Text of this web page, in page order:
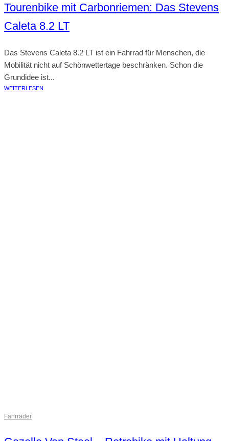
Tourenbike mit Carbonriemen: Das Stevens
Caleta 8.2 LT
Das Stevens Caleta 8.2 LT ist ein Fahrrad für Menschen, die
Mobilität nicht auf Schönwettertage beschränken. Schon die
Grundidee ist...
WEITERLESEN
Fahrräder